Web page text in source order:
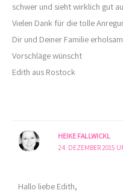
schwer und sieht wirklich gut
Vielen Dank für die tolle
Dir und Deiner Familie
Vorschläge wünscht
Edith aus Rostock
HEIKE FALLWICKL
24. DEZEMBER 2015
Hallo liebe Edith,